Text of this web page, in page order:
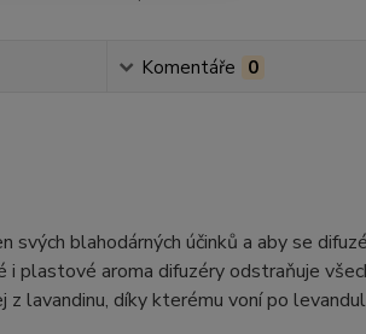
Komentáře 0
blahodárných účinků a aby se
plastové aroma difuzéry odstraňuje
lavandinu, díky kterému voní po